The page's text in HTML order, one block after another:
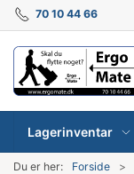
70 10 44 66
Lagerinventar
Du er her: Forside